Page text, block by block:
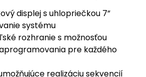
displej s uhlopriečkou 7”
systému
rozhranie s možnosťou
pre každého
realizáciu sekvencií